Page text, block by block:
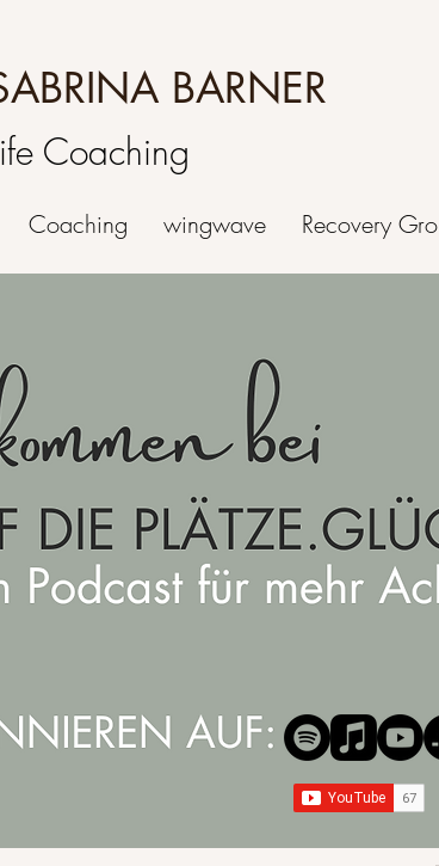
BARNER
Coaching
Coaching wingwave Recovery